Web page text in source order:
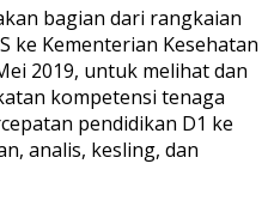
bagian dari rangkaian
ke Kementerian Kesehatan
2019, untuk melihat dan
kompetensi tenaga
pendidikan D1 ke
analis, kesling, dan